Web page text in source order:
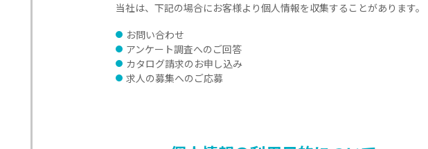
当社は、下記の場合にお客様より個人情報を収集することがあります。
お問い合わせ
アンケート調査へのご回答
カタログ請求のお申し込み
求人の募集へのご応募